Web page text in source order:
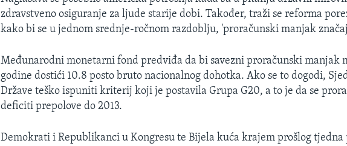
zdravstveno osiguranje za ljude starije dobi. Također, traži se reforma
kako bi se u jednom srednje-ročnom razdoblju, 'proračunski manjak
Međunarodni monetarni fond predviđa da bi savezni proračunski manjak
godine dostići 10.8 posto bruto nacionalnog dohotka. Ako se to dogodi,
Države teško ispuniti kriterij koji je postavila Grupa G20, a to je da se
deficiti prepolove do 2013.
Demokrati i Republikanci u Kongresu te Bijela kuća krajem prošlog tjedna